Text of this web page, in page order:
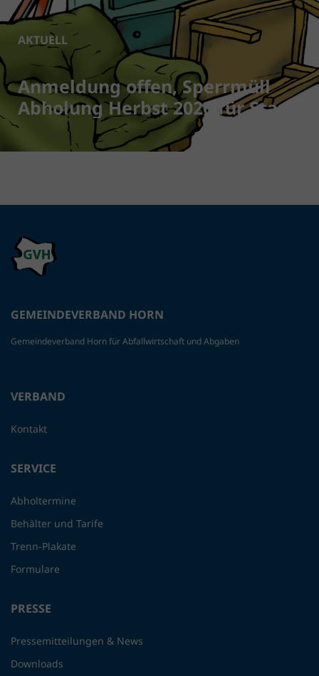
AKTUELL
Anmeldung offen, Sperrmüll
Abholung Herbst 2026 für Stadt
Horn + Katastralgemeinden
GEMEINDEVERBAND HORN
Gemeindeverband Horn für Abfallwirtschaft und Abgaben
VERBAND
Kontakt
SERVICE
Abholtermine
Behälter und Tarife
Trenn-Plakate
Formulare
PRESSE
Pressemitteilungen & News
Downloads